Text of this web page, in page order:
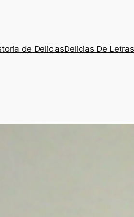
de DeliciasDelicias De Letras